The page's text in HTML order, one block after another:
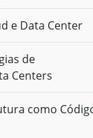
e Data Center
de
Centers
como